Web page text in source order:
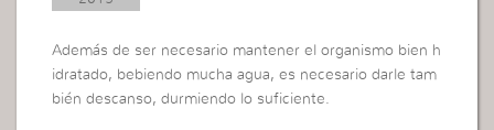
Además de ser necesario mantener el organismo bien h
idratado, bebiendo mucha agua, es necesario darle tam
bién descanso, durmiendo lo suficiente.